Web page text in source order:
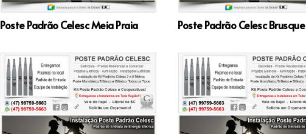
Poste Padrão Celesc Meia Praia Poste Padrão Celesc Brusque